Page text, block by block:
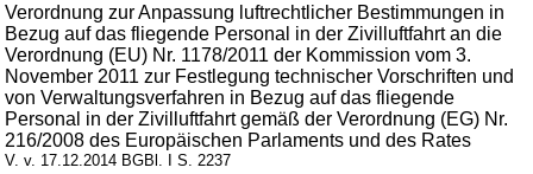
Verordnung zur Anpassung luftrechtlicher Bestimmungen in
Bezug auf das fliegende Personal in der Zivilluftfahrt an die
Verordnung (EU) Nr. 1178/2011 der Kommission vom 3.
November 2011 zur Festlegung technischer Vorschriften und
von Verwaltungsverfahren in Bezug auf das fliegende
Personal in der Zivilluftfahrt gemäß der Verordnung (EG) Nr.
216/2008 des Europäischen Parlaments und des Rates
V. v. 17.12.2014 BGBl. I S. 2237